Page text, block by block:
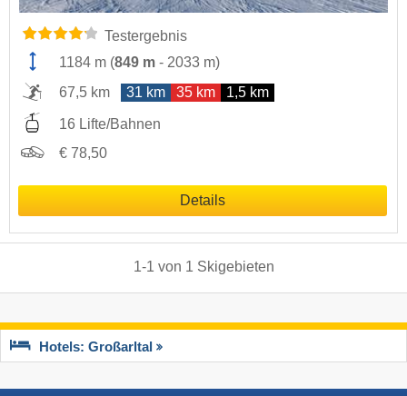
Testergebnis
1184 m (849 m - 2033 m)
67,5 km
31 km 35 km 1,5 km
16 Lifte/Bahnen
€ 78,50
Details
1-1 von 1 Skigebieten
Hotels: Großarltal